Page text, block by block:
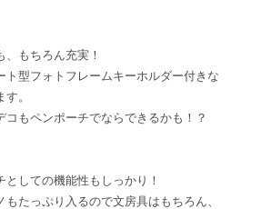
もちろん充実！
ト型フォトフレームキーホルダー付きな
。
コもペンポーチでならできるかも！？
としての機能性もしっかり！
たっぷり入るので文房具はもちろん、